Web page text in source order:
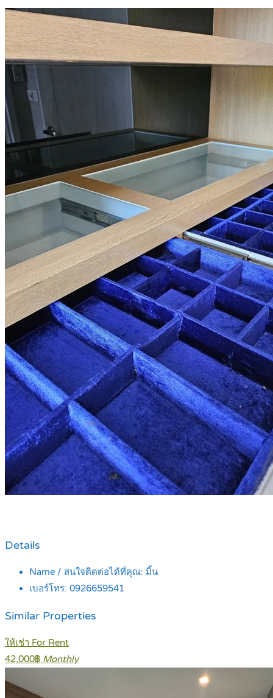
Details
Name / สนใจติดต่อได้ที่คุณ: มิ้น
เบอร์โทร: 0926659541
Similar Properties
ให้เช่า For Rent
42,000฿ Monthly